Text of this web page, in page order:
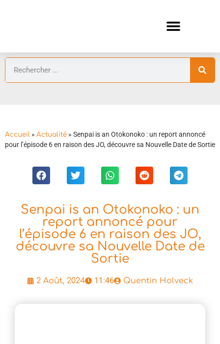
Accueil » Actualité » Senpai is an Otokonoko : un report annoncé
pour l’épisode 6 en raison des JO, découvre sa Nouvelle Date de Sortie
Senpai is an Otokonoko : un
report annoncé pour
l’épisode 6 en raison des JO,
découvre sa Nouvelle Date de
Sortie
2 Août, 2024 11:46 Quentin Holveck